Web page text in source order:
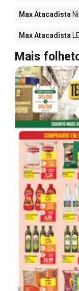
Max Atacadista
Max Atacadista
Mais